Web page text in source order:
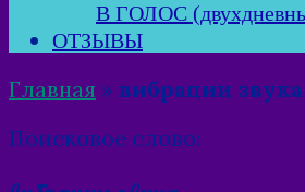
В ГОЛОС
ОТЗЫВЫ
Главная » вибрации звука
Поисковое слово: